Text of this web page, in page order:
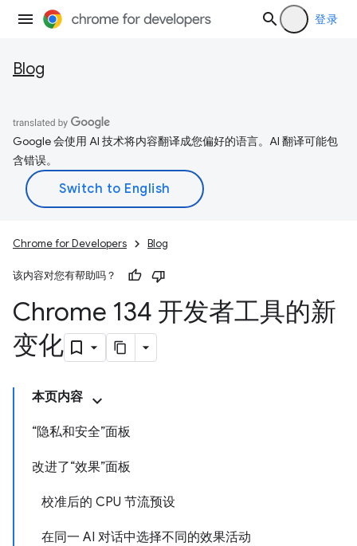
登录
Blog
Google 会使用 AI 技术将内容翻译成您偏好的语言。AI 翻译可能包
含错误。
Chrome for Developers Blog
该内容对您有帮助吗？
Chrome 134 开发者工具的新
变化
本页内容
“隐私和安全”面板
改进了“效果”面板
校准后的 CPU 节流预设
在同一 AI 对话中选择不同的效果活动